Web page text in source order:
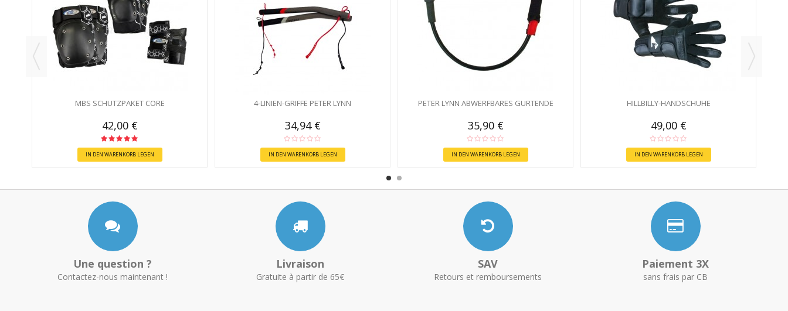
MBS SCHUTZPAKET CORE
42,00 €
IN DEN WARENKORB LEGEN
4-LINIEN-GRIFFE PETER LYNN
34,94 €
IN DEN WARENKORB LEGEN
PETER LYNN ABWERFBARES GURTENDE
35,90 €
IN DEN WARENKORB LEGEN
HILLBILLY-HANDSCHUHE
49,00 €
IN DEN WARENKORB LEGEN
Une question ?
Contactez-nous maintenant !
Livraison
Gratuite à partir de 65€
SAV
Retours et remboursements
Paiement 3X
sans frais par CB